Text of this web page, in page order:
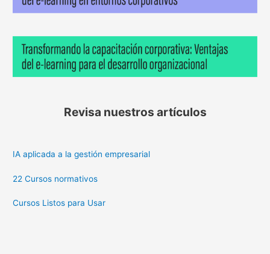
Revisa nuestros artículos
IA aplicada a la gestión empresarial
22 Cursos normativos
Cursos Listos para Usar